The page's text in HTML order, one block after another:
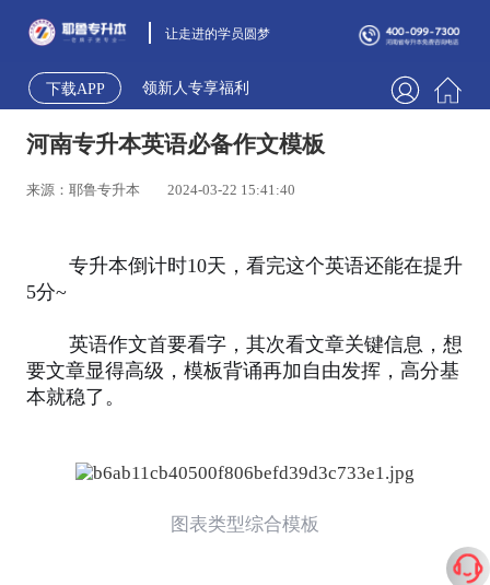
让走进的学员圆梦
下载APP 领新人专享福利
河南专升本英语必备作文模板
来源：耶鲁专升本 2024-03-22 15:41:40
专升本倒计时10天，看完这个英语还能在提升
5分~
英语作文首要看字，其次看文章关键信息，想
要文章显得高级，模板背诵再加自由发挥，高分基
本就稳了。
图表类型综合模板